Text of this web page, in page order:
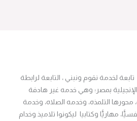
لخدمة نقوم ونبني ، التابعة لرابطة
الإنجيلية بمصر؛ وهي خدمه غير هادفة
محورها التلمذه، وخدمه الصلاه، وخدمة
مهاريًّا وكتابيا ليكونوا تلاميذ وخدام